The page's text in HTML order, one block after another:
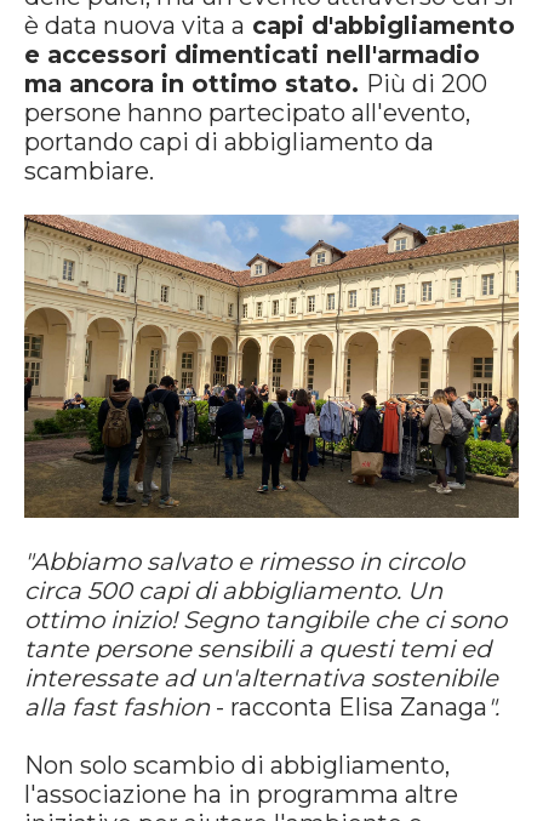
è data nuova vita a capi d'abbigliamento
e accessori dimenticati nell'armadio
ma ancora in ottimo stato. Più di 200
persone hanno partecipato all'evento,
portando capi di abbigliamento da
scambiare.
"Abbiamo salvato e rimesso in circolo
circa 500 capi di abbigliamento. Un
ottimo inizio! Segno tangibile che ci sono
tante persone sensibili a questi temi ed
interessate ad un'alternativa sostenibile
alla fast fashion - racconta Elisa Zanaga".
Non solo scambio di abbigliamento,
l'associazione ha in programma altre